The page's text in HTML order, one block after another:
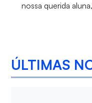
nossa querida
ÚLTIMAS